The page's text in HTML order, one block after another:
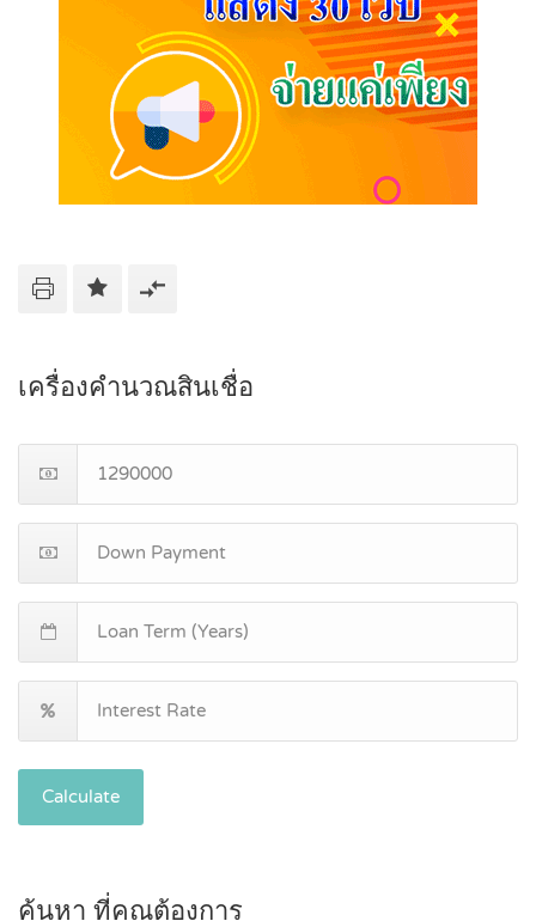
เครื่องคำนวณสินเชื่อ
Calculate
ค้นหา ที่คุณต้องการ